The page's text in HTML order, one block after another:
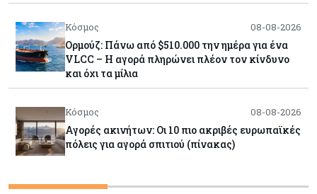
Κόσμος 08-08-2026
Ορμούζ: Πάνω από $510.000 την ημέρα για ένα
VLCC – Η αγορά πληρώνει πλέον τον κίνδυνο
και όχι τα μίλια
Κόσμος 08-08-2026
Αγορές ακινήτων: Οι 10 πιο ακριβές ευρωπαϊκές
πόλεις για αγορά σπιτιού (πίνακας)
Κόσμος 08-08-2026